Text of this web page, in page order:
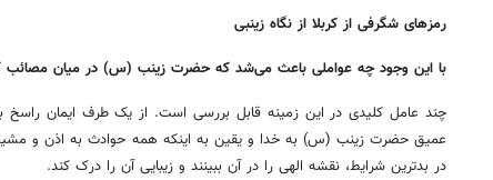
رمزهای شگرفی از کربلا از نگاه زینبی
با این وجود چه عواملی باعث می‌شد که حضرت زینب (س) در میان مصائب
چند عامل کلیدی در این زمینه قابل بررسی است. از یک طرف ایمان راسخ
عمیق حضرت زینب (س) به خدا و یقین به اینکه همه حوادث به اذن و
در بدترین شرایط، نقشه الهی را در آن ببینند و زیبایی آن را درک کند.